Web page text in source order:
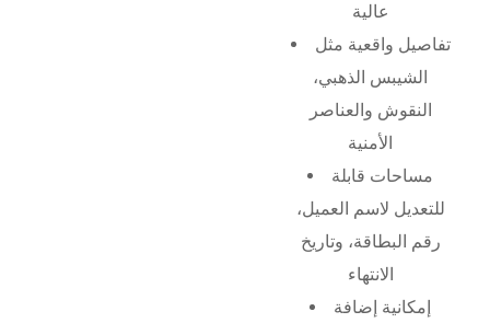
عالية
تفاصيل واقعية مثل
الشيبس الذهبي،
النقوش والعناصر
الأمنية
مساحات قابلة
للتعديل لاسم العميل،
رقم البطاقة، وتاريخ
الانتهاء
إمكانية إضافة